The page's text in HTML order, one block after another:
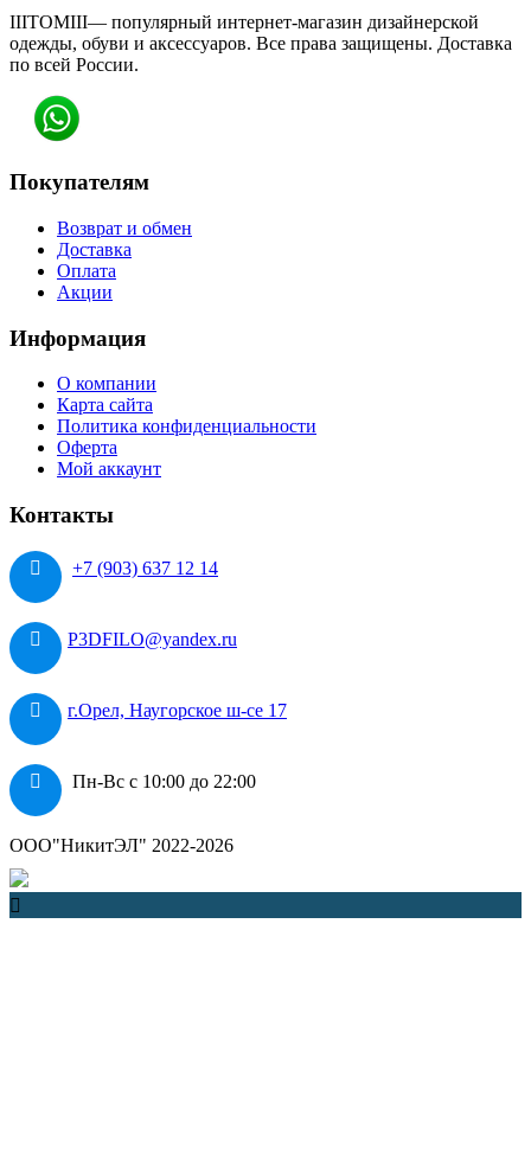
IIITOMIII— популярный интернет-магазин дизайнерской
одежды, обуви и аксессуаров. Все права защищены. Доставка
по всей России.
Покупателям
Возврат и обмен
Доставка
Оплата
Акции
Информация
О компании
Карта сайта
Политика конфиденциальности
Оферта
Мой аккаунт
Контакты
+7 (903) 637 12 14
P3DFILO@yandex.ru
г.Орел, Наугорское ш-се 17
Пн-Вс с 10:00 до 22:00
ООО"НикитЭЛ" 2022-2026